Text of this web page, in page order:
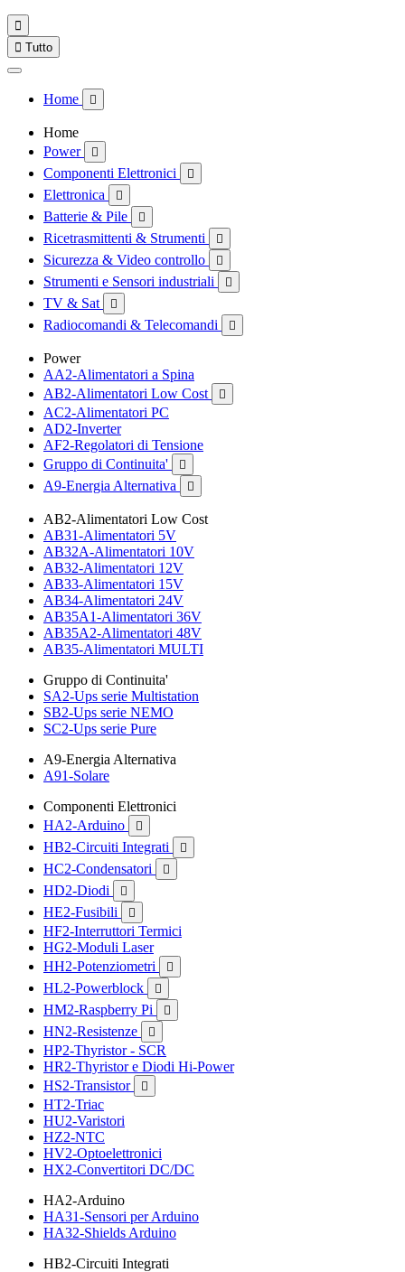

 Tutto
Home 
Home
Power

Componenti Elettronici 
Elettronica 
Batterie & Pile 
Ricetrasmittenti & Strumenti 
Sicurezza & Video controllo 
Strumenti e Sensori industriali 
TV & Sat 
Radiocomandi & Telecomandi 
Power
AA2-Alimentatori a Spina
AB2-Alimentatori Low Cost

AC2-Alimentatori PC
AD2-Inverter
AF2-Regolatori di Tensione
Gruppo di Continuita'

A9-Energia Alternativa 
AB2-Alimentatori Low Cost
AB31-Alimentatori 5V
AB32A-Alimentatori 10V
AB32-Alimentatori 12V
AB33-Alimentatori 15V
AB34-Alimentatori 24V
AB35A1-Alimentatori 36V
AB35A2-Alimentatori 48V
AB35-Alimentatori MULTI
Gruppo di Continuita'
SA2-Ups serie Multistation
SB2-Ups serie NEMO
SC2-Ups serie Pure
A9-Energia Alternativa
A91-Solare
Componenti Elettronici
HA2-Arduino

HB2-Circuiti Integrati 
HC2-Condensatori 
HD2-Diodi 
HE2-Fusibili 
HF2-Interruttori Termici
HG2-Moduli Laser
HH2-Potenziometri

HL2-Powerblock 
HM2-Raspberry Pi 
HN2-Resistenze 
HP2-Thyristor - SCR
HR2-Thyristor e Diodi Hi-Power
HS2-Transistor

HT2-Triac
HU2-Varistori
HZ2-NTC
HV2-Optoelettronici
HX2-Convertitori DC/DC
HA2-Arduino
HA31-Sensori per Arduino
HA32-Shields Arduino
HB2-Circuiti Integrati